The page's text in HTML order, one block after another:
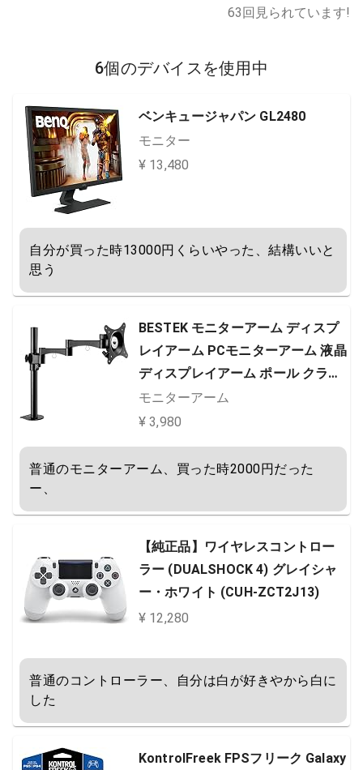
63回見られています!
6個のデバイスを使用中
ベンキュージャパン GL2480
モニター
¥ 13,480
自分が買った時13000円くらいやった、結構いいと
思う
BESTEK モニターアーム ディスプ
レイアーム PCモニターアーム 液晶
ディスプレイアーム ポール クラン
プ式 VESA規格 17-27インチ対応
水平移動 上下調節 モニター アーム
モニターアーム
¥ 3,980
普通のモニターアーム、買った時2000円だった
ー、
【純正品】ワイヤレスコントロー
ラー (DUALSHOCK 4) グレイシャ
ー・ホワイト (CUH-ZCT2J13)
¥ 12,280
普通のコントローラー、自分は白が好きやから白に
した
KontrolFreek FPSフリーク Galaxy